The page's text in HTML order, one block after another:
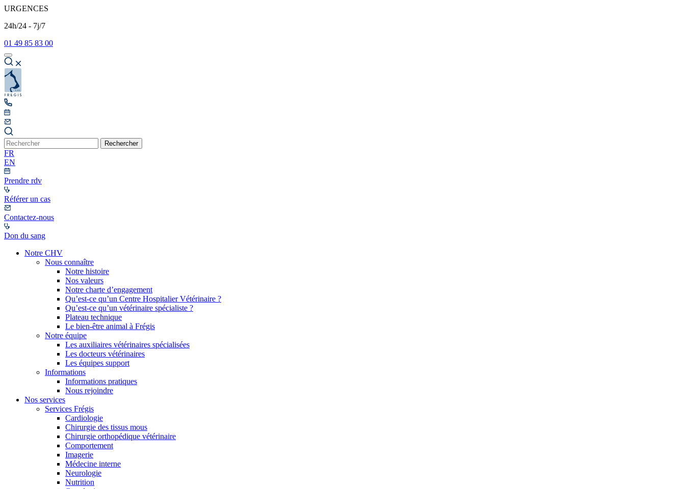
URGENCES
24h/24 - 7j/7
01 49 85 83 00
Rechercher
FR
EN
Prendre rdv
Référer un cas
Contactez-nous
Don du sang
Notre CHV
Nous connaître
Notre histoire
Nos valeurs
Notre charte d’engagement
Qu’est-ce qu’un Centre Hospitalier Vétérinaire ?
Qu’est-ce qu’un vétérinaire spécialiste ?
Plateau technique
Le bien-être animal à Frégis
Notre équipe
Les auxiliaires vétérinaires spécialisées
Les docteurs vétérinaires
Les équipes support
Informations
Informations pratiques
Nous rejoindre
Nos services
Services Frégis
Cardiologie
Chirurgie des tissus mous
Chirurgie orthopédique vétérinaire
Comportement
Imagerie
Médecine interne
Neurologie
Nutrition